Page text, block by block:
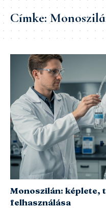
Címke:
Monoszilán: képlete,
felhasználása